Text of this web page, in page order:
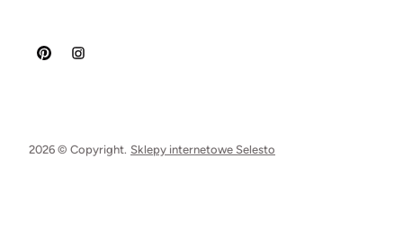
2026 © Copyright. Sklepy internetowe Selesto